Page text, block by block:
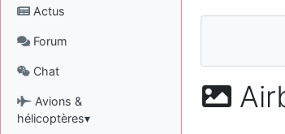
Actus
Forum
Chat
Avions &
hélicoptères▾